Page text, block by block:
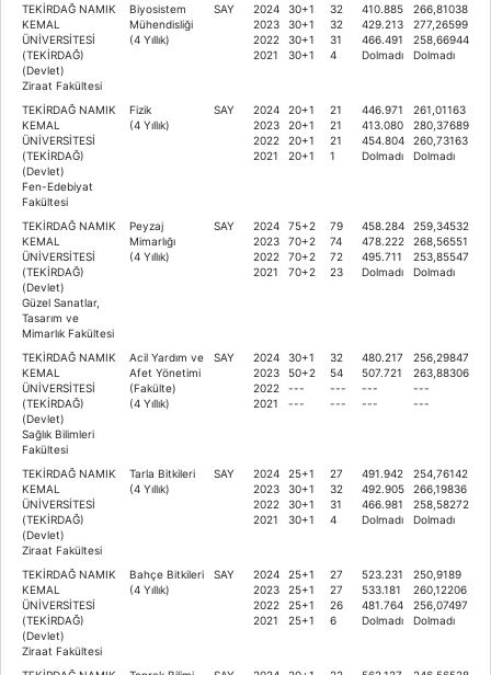
TEKİRDAĞ NAMIK
KEMAL
ÜNİVERSİTESİ
(TEKİRDAĞ)
(Devlet)
Ziraat Fakültesi
Biyosistem
Mühendisliği
(4 Yıllık)
SAY
2024
2023
2022
2021
30+1
30+1
30+1
30+1
32
32
31
4
410.885
429.213
466.491
Dolmadı
266,81038
277,26599
258,66944
Dolmadı
TEKİRDAĞ NAMIK
KEMAL
ÜNİVERSİTESİ
(TEKİRDAĞ)
(Devlet)
Fen-Edebiyat
Fakültesi
Fizik
(4 Yıllık)
SAY
2024
2023
2022
2021
20+1
20+1
20+1
20+1
21
21
21
1
446.971
413.080
454.804
Dolmadı
261,01163
280,37689
260,73163
Dolmadı
TEKİRDAĞ NAMIK
KEMAL
ÜNİVERSİTESİ
(TEKİRDAĞ)
(Devlet)
Güzel Sanatlar,
Tasarım ve
Mimarlık Fakültesi
Peyzaj
Mimarlığı
(4 Yıllık)
SAY
2024
2023
2022
2021
75+2
70+2
70+2
70+2
79
74
72
23
458.284
478.222
495.711
Dolmadı
259,34532
268,56551
253,85547
Dolmadı
TEKİRDAĞ NAMIK
KEMAL
ÜNİVERSİTESİ
(TEKİRDAĞ)
(Devlet)
Sağlık Bilimleri
Fakültesi
Acil Yardım ve
Afet Yönetimi
(Fakülte)
(4 Yıllık)
SAY
2024
2023
2022
2021
30+1
50+2
---
---
32
54
---
---
480.217
507.721
---
---
256,29847
263,88306
---
---
TEKİRDAĞ NAMIK
KEMAL
ÜNİVERSİTESİ
(TEKİRDAĞ)
(Devlet)
Ziraat Fakültesi
Tarla Bitkileri
(4 Yıllık)
SAY
2024
2023
2022
2021
25+1
30+1
30+1
30+1
27
32
31
4
491.942
492.905
466.981
Dolmadı
254,76142
266,19836
258,58272
Dolmadı
TEKİRDAĞ NAMIK
KEMAL
ÜNİVERSİTESİ
(TEKİRDAĞ)
(Devlet)
Ziraat Fakültesi
Bahçe Bitkileri
(4 Yıllık)
SAY
2024
2023
2022
2021
25+1
25+1
25+1
25+1
27
27
26
6
523.231
533.181
481.764
Dolmadı
250,9189
260,12206
256,07497
Dolmadı